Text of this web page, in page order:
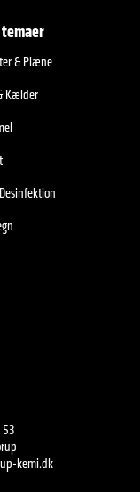
& Plæne
Kælder
kemi.dk